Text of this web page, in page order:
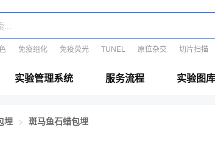
免疫组化 免疫荧光 TUNEL 原位杂交 切片扫描
实验管理系统 服务流程 实验图库
埋 斑马鱼石蜡包埋